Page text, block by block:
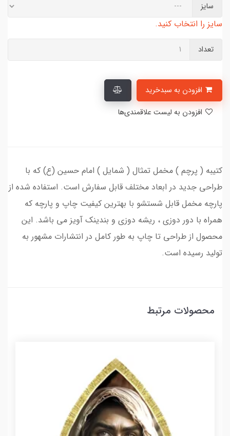
سایز
سایز را انتخاب کنید.
تعداد
کتیبه ( پرچم ) مخمل تمثال ( شمایل ) امام حسین (ع) که با
طراحی جدید در ابعاد مختلف قابل سفارش است. استفاده شده از
پارچه مخمل قابل شستشو با بهترین کیفیت چاپ و پارچه که
همراه با دور دوزی ، ریشه دوزی و بندینک آویز می باشد. این
محصول از طراحی تا چاپ به طور کامل در انتشارات مشهور به
تولید رسیده است.
محصولات مرتبط